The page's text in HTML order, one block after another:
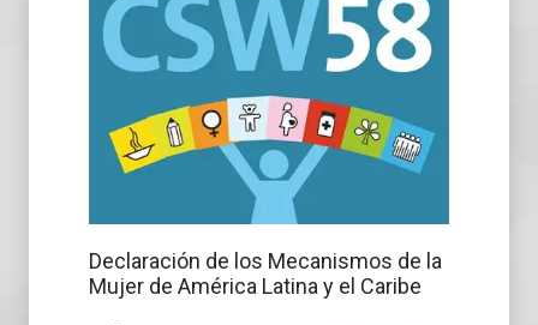
Declaración de los Mecanismos de la
Mujer de América Latina y el Caribe